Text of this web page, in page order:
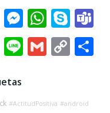
Snapchat
LineGmail
Link
#ActitudPositiva #android